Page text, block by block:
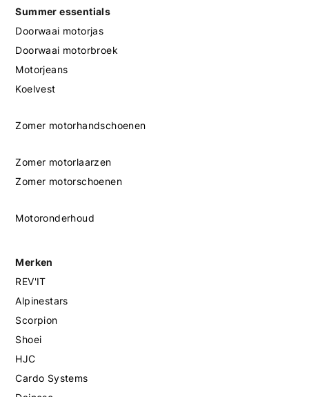
Summer essentials
Doorwaai motorjas
Doorwaai motorbroek
Motorjeans
Koelvest
Zomer motorhandschoenen
Zomer motorlaarzen
Zomer motorschoenen
Motoronderhoud
Merken
REV'IT
Alpinestars
Scorpion
Shoei
HJC
Cardo Systems